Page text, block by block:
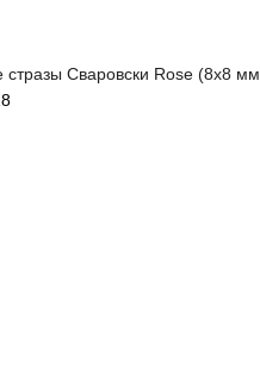
Сваровски Rose (8х8